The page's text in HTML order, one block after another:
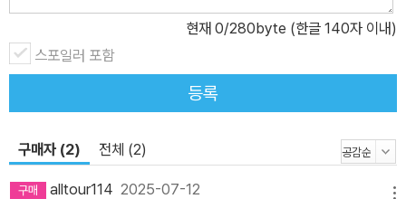
안의 시간을 선물합니다. 꽃의 섬세한 색감과 형태, 그리고 그 속에 깃
든 생명력은 복잡한 생각을 내려놓게 만듭니다. 이는 시각적 즐거움
을 넘어 마음속 깊은 곳에 평온과 희망을 불러일으키는 힐링을 경험
으로 펼쳐지는 진한 꽃 이야기 이 책은 그저 꽃을 나열하는 데 그치지
않고, 꽃이 품은 다양한 상징과 역사, 그리고 각 화가들의 내면과 시대
적 배경까지 폭넓게 탐구합니다. 반 고흐의 열정적인 해바라기, 모네
의 빛과 색채가 어우러진 수련, 클림트의 화려한 양귀비 등 각 거장들
현재 0/280byte (한글 140자 이내)
스포일러 포함
등록
구매자 (2) 전체 (2)
alltour114 2025-07-12